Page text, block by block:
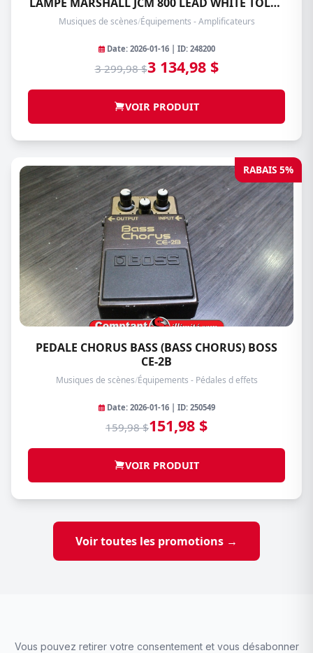
SERIES-2203
Musiques de scènes/Équipements - Amplificateurs
Date: 2026-01-16 | ID: 248200
3 299,98 $3 134,98 $
VOIR PRODUIT
RABAIS 5%
PEDALE CHORUS BASS (BASS CHORUS) BOSS
CE-2B
Musiques de scènes/Équipements - Pédales d effets
Date: 2026-01-16 | ID: 250549
159,98 $151,98 $
VOIR PRODUIT
Voir toutes les promotions →
Vous pouvez retirer votre consentement et vous désabonner